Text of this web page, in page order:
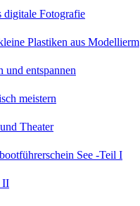
digitale Fotografie
Plastiken aus Modellierm
und entspannen
meistern
Theater
See -Teil I
II